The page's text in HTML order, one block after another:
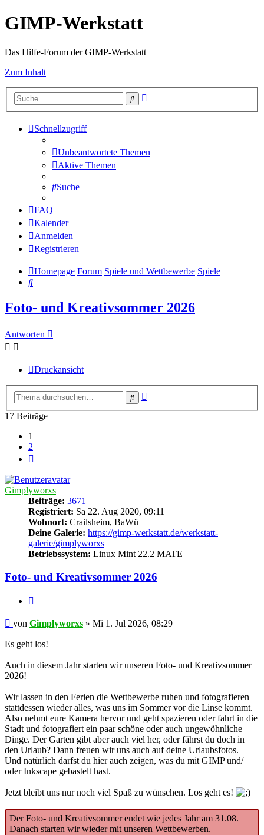
GIMP-Werkstatt
Das Hilfe-Forum der GIMP-Werkstatt
Zum Inhalt
Suche
Schnellzugriff
Unbeantwortete Themen
Aktive Themen
Suche
FAQ
Kalender
Anmelden
Registrieren
Homepage Forum Spiele und Wettbewerbe Spiele
Suche
Foto- und Kreativsommer 2026
Antworten
Druckansicht
Suche
17 Beiträge
1
2
Gimplyworxs
Beiträge: 3671
Registriert: Sa 22. Aug 2020, 09:11
Wohnort: Crailsheim, BaWü
Deine Galerie: https://gimp-werkstatt.de/werkstatt-
galerie/gimplyworxs
Betriebssystem: Linux Mint 22.2 MATE
Foto- und Kreativsommer 2026
Beitrag
von Gimplyworxs » Mi 1. Jul 2026, 08:29
Es geht los!
Auch in diesem Jahr starten wir unseren Foto- und Kreativsommer
2026!
Wir lassen in den Ferien die Wettbewerbe ruhen und fotografieren
stattdessen wieder alles, was uns im Sommer vor die Linse kommt.
Also nehmt eure Kamera hervor und geht spazieren oder fahrt in die
Stadt und fotografiert ein paar schöne oder auch ungewöhnliche
Dinge. Der Garten gibt aber auch viel her, oder fährst du doch in
den Urlaub? Dann freuen wir uns auch auf deine Urlaubsfotos.
Und natürlich darfst du hier auch zeigen, was du mit GIMP und/
oder Inkscape gebastelt hast.
Jetzt bleibt uns nur noch viel Spaß zu wünschen. Los geht es!
Der Foto- und Kreativsommer endet wie jedes Jahr am 31.08.
Danach starten wir wieder mit unseren Wettbewerben.